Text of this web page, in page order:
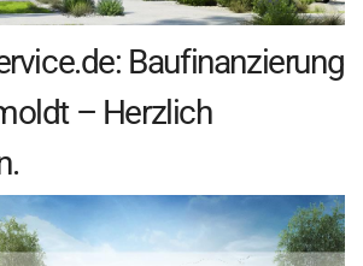
Baufinanzierung
– Herzlich